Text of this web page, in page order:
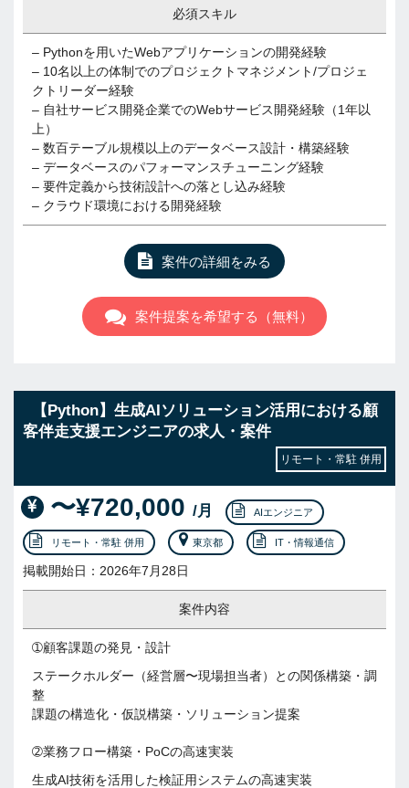
必須スキル
– Pythonを用いたWebアプリケーションの開発経験
– 10名以上の体制でのプロジェクトマネジメント/プロジェ
クトリーダー経験
– 自社サービス開発企業でのWebサービス開発経験（1年以
上）
– 数百テーブル規模以上のデータベース設計・構築経験
– データベースのパフォーマンスチューニング経験
– 要件定義から技術設計への落とし込み経験
– クラウド環境における開発経験
案件の詳細をみる
案件提案を希望する（無料）
【Python】生成AIソリューション活用における顧
客伴走支援エンジニアの求人・案件
リモート・常駐 併用
〜¥720,000 /月 AIエンジニア
リモート・常駐 併用 東京都 IT・情報通信
掲載開始日：2026年7月28日
案件内容
➀顧客課題の発見・設計
ステークホルダー（経営層〜現場担当者）との関係構築・調
整
課題の構造化・仮説構築・ソリューション提案
➁業務フロー構築・PoCの高速実装
生成AI技術を活用した検証用システムの高速実装